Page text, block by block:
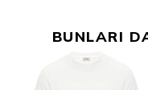
BUNLARI